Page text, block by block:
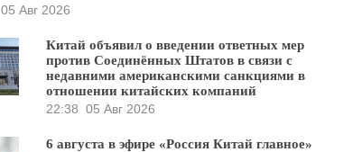
05 Авг 2026
Китай объявил о введении ответных мер
против Соединённых Штатов в связи с
недавними американскими санкциями в
отношении китайских компаний
22:38 05 Авг 2026
6 августа в эфире «Россия Китай главное»